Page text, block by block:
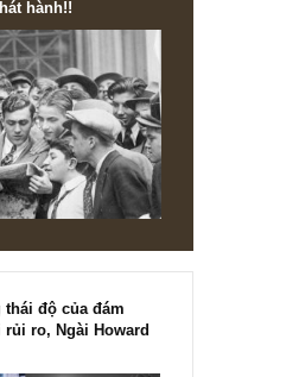
kỳ 82], 36/36 trang,
phát hành!!